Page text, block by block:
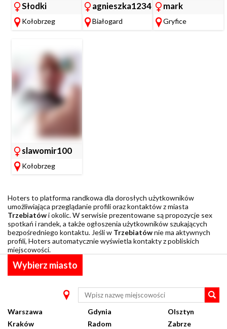
Słodki
Cukiereczek
Kołobrzeg
agnieszka1234
Białogard
mark
Gryfice
slawomir100
Kołobrzeg
Hoters to platforma randkowa dla dorosłych użytkowników
umożliwiająca przeglądanie profili oraz kontaktów z miasta
Trzebiatówi okolic. W serwisie prezentowane są propozycje sex
spotkań i randek, a także ogłoszenia użytkowników szukających
bezpośredniego kontaktu. Jeśli w Trzebiatównie ma aktywnych
profili, Hoters automatycznie wyświetla kontakty z pobliskich
miejscowości.
Wybierz miasto
Warszawa
Kraków
Gdynia
Radom
Olsztyn
Zabrze